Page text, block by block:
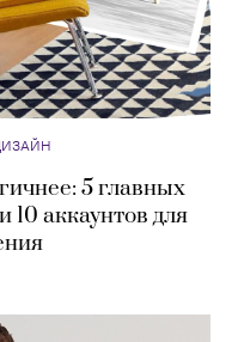
5 главных
10 аккаунтов для